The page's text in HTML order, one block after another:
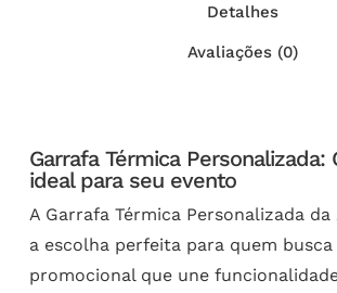
Detalhes
Avaliações (0)
Garrafa Térmica Personalizada:
ideal para seu evento
A Garrafa Térmica Personalizada da
a escolha perfeita para quem
promocional que une